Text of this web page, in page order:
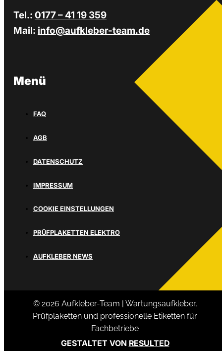
Tel.: 0177 – 41 19 359
Mail: info@aufkleber-team.de
Menü
FAQ
AGB
DATENSCHUTZ
IMPRESSUM
COOKIE EINSTELLUNGEN
PRÜFPLAKETTEN ELEKTRO
AUFKLEBER NEWS
© 2026 Aufkleber-Team | Wartungsaufkleber,
Prüfplaketten und professionelle Etiketten für
Fachbetriebe
GESTALTET VON RESULTED